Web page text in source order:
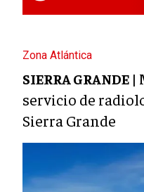
Zona Atlántica
SIERRA GRANDE |
servicio de
Sierra Grande